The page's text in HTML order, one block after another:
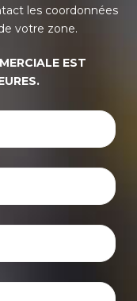
les coordonnées
votre zone.
EST